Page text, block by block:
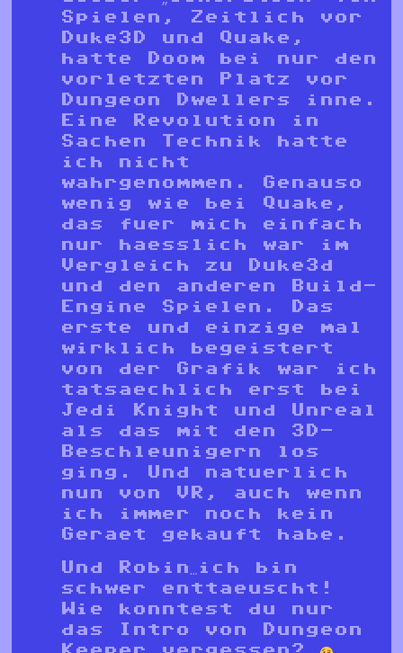
Spielen, Zeitlich vor
Duke3D und Quake,
hatte Doom bei nur den
vorletzten Platz vor
Dungeon Dwellers inne.
Eine Revolution in
Sachen Technik hatte
ich nicht
wahrgenommen. Genauso
wenig wie bei Quake,
das fuer mich einfach
nur haesslich war im
Vergleich zu Duke3d
und den anderen Build-
Engine Spielen. Das
erste und einzige mal
wirklich begeistert
von der Grafik war ich
tatsaechlich erst bei
Jedi Knight und Unreal
als das mit den 3D-
Beschleunigern los
ging. Und natuerlich
nun von VR, auch wenn
ich immer noch kein
Geraet gekauft habe.
Und Robin…ich bin
schwer enttaeuscht!
Wie konntest du nur
das Intro von Dungeon
Keeper vergessen?